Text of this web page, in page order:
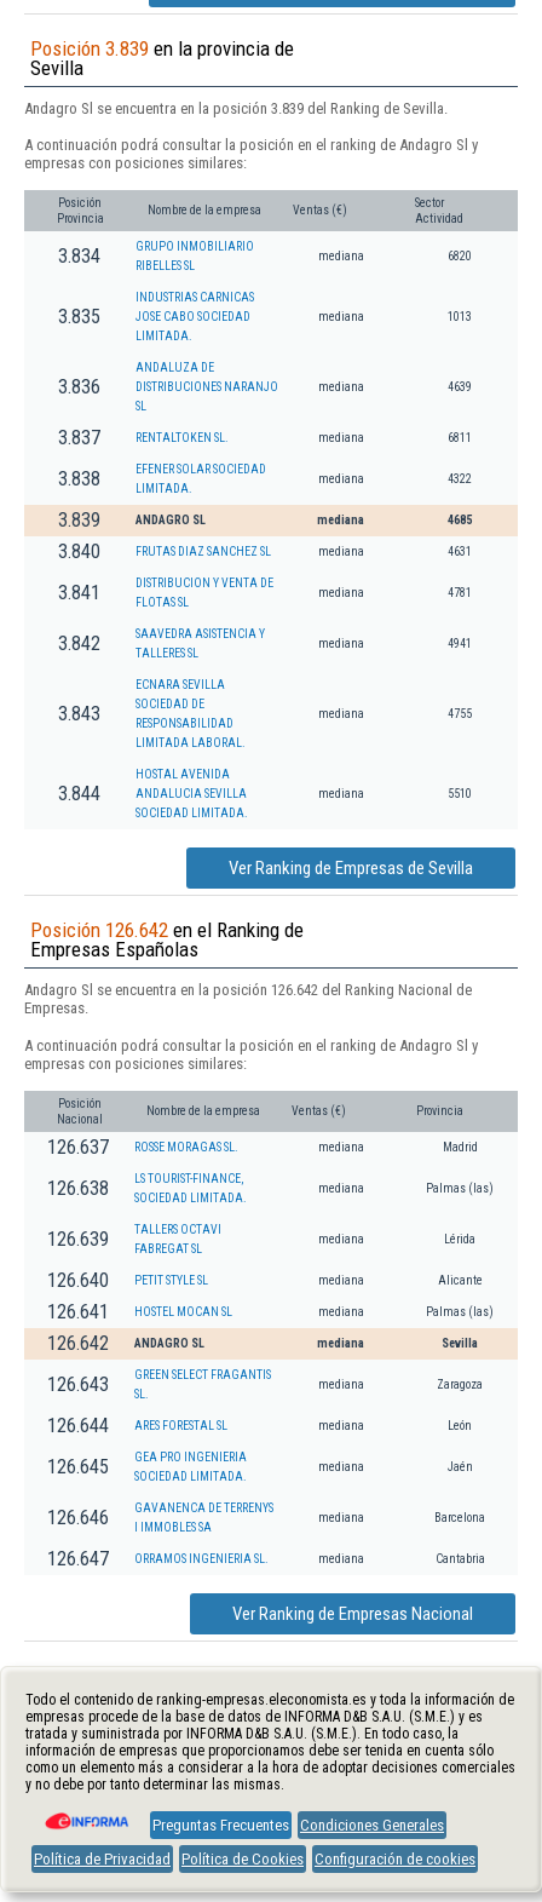
Posición 3.839 en la provincia de
Sevilla
Andagro Sl se encuentra en la posición 3.839 del Ranking de Sevilla.
A continuación podrá consultar la posición en el ranking de Andagro Sl y
empresas con posiciones similares:
Posición
Provincia
Nombre de la empresa Ventas (€)
Sector
Actividad
3.834
GRUPO INMOBILIARIO
RIBELLES SL
mediana 6820
3.835
INDUSTRIAS CARNICAS
JOSE CABO SOCIEDAD
LIMITADA.
mediana 1013
3.836
ANDALUZA DE
DISTRIBUCIONES NARANJO
SL
mediana 4639
3.837 RENTALTOKEN SL. mediana 6811
3.838
EFENER SOLAR SOCIEDAD
LIMITADA.
mediana 4322
3.839 ANDAGRO SL mediana 4685
3.840 FRUTAS DIAZ SANCHEZ SL mediana 4631
3.841
DISTRIBUCION Y VENTA DE
FLOTAS SL
mediana 4781
3.842
SAAVEDRA ASISTENCIA Y
TALLERES SL
mediana 4941
3.843
ECNARA SEVILLA
SOCIEDAD DE
RESPONSABILIDAD
LIMITADA LABORAL.
mediana 4755
3.844
HOSTAL AVENIDA
ANDALUCIA SEVILLA
SOCIEDAD LIMITADA.
mediana 5510
Ver Ranking de Empresas de Sevilla
Posición 126.642 en el Ranking de
Empresas Españolas
Andagro Sl se encuentra en la posición 126.642 del Ranking Nacional de
Empresas.
A continuación podrá consultar la posición en el ranking de Andagro Sl y
empresas con posiciones similares:
Posición
Nacional
Nombre de la empresa Ventas (€) Provincia
126.637 ROSSE MORAGAS SL. mediana Madrid
126.638
LS TOURIST-FINANCE,
SOCIEDAD LIMITADA.
mediana Palmas (las)
126.639
TALLERS OCTAVI
FABREGAT SL
mediana Lérida
126.640 PETIT STYLE SL mediana Alicante
126.641 HOSTEL MOCAN SL mediana Palmas (las)
126.642 ANDAGRO SL mediana Sevilla
126.643
GREEN SELECT FRAGANTIS
SL.
mediana Zaragoza
126.644 ARES FORESTAL SL mediana León
126.645
GEA PRO INGENIERIA
SOCIEDAD LIMITADA.
mediana Jaén
126.646
GAVANENCA DE TERRENYS
I IMMOBLES SA
mediana Barcelona
126.647 ORRAMOS INGENIERIA SL. mediana Cantabria
Ver Ranking de Empresas Nacional
Todo el contenido de ranking-empresas.eleconomista.es y toda la información de
empresas procede de la base de datos de INFORMA D&B S.A.U. (S.M.E.) y es
tratada y suministrada por INFORMA D&B S.A.U. (S.M.E.). En todo caso, la
información de empresas que proporcionamos debe ser tenida en cuenta sólo
como un elemento más a considerar a la hora de adoptar decisiones comerciales
y no debe por tanto determinar las mismas.
Preguntas Frecuentes Condiciones Generales
Política de Privacidad
Política de Cookies Configuración de cookies